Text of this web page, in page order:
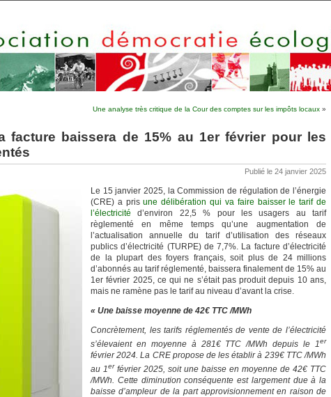
Une analyse très critique de la Cour des comptes sur les impôts locaux »
facture baissera de 15% au 1er février pour les
Publié le 24 janvier 2025
Le 15 janvier 2025, la Commission de régulation de l’énergie
(CRE) a prisune délibération qui va faire baisser le tarif de
l’électricité d’environ 22,5 % pour les usagers au tarif
règlementé en même temps qu’une augmentation de
l’actualisation annuelle du tarif d’utilisation des réseaux
publics d’électricité (TURPE) de 7,7%. La facture d’électricité
de la plupart des foyers français, soit plus de 24 millions
d’abonnés au tarif réglementé, baissera finalement de 15% au
1er février 2025, ce qui ne s’était pas produit depuis 10 ans,
mais ne ramène pas le tarif au niveau d’avant la crise.
« Une baisse moyenne de 42€ TTC /MWh
Concrètement, les tarifs réglementés de vente de l’électricité
s’élevaient en moyenne à 281€ TTC /MWh depuis le 1er
février 2024. La CRE propose de les établir à 239€ TTC /MWh
au 1er février 2025, soit une baisse en moyenne de 42€ TTC
/MWh. Cette diminution conséquente est largement due à la
baisse d’ampleur de la part approvisionnement en raison de